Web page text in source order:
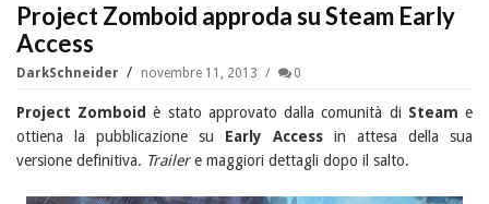
Project Zomboid approda su Steam Early
Access
DarkSchneider novembre 11, 2013 0
Project Zomboid è stato approvato dalla comunità di Steam e
ottiena la pubblicazione su Early Access in attesa della sua
versione definitiva. Trailere maggiori dettagli dopo il salto.